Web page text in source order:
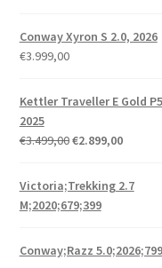
Conway Xyron S 2.0, 2026
€3.999,00
Kettler Traveller E Gold
2025
€3.499,00€2.899,00
Victoria;Trekking 2.7
M;2020;679;399
Conway;Razz